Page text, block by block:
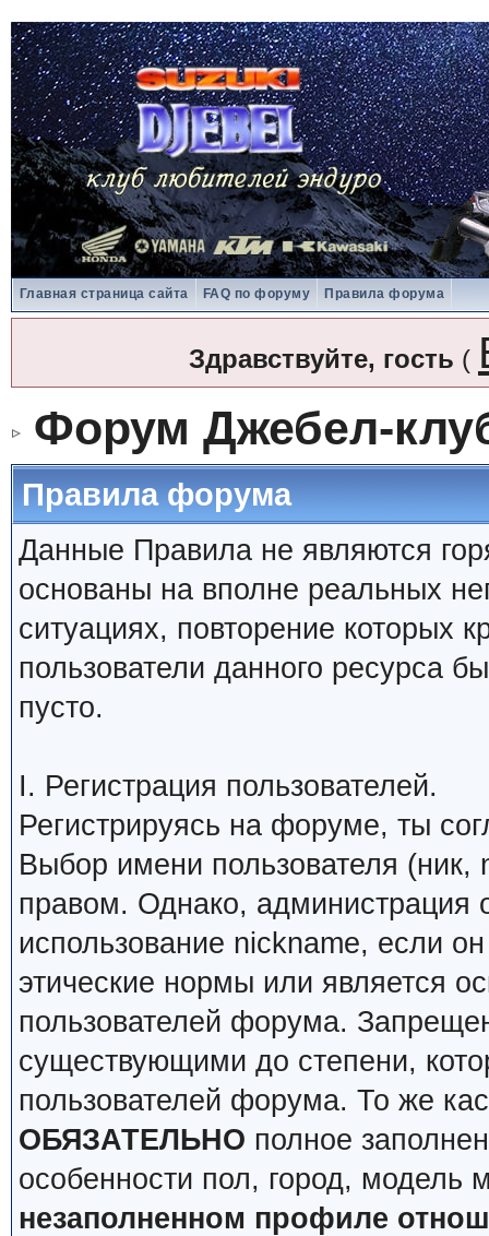
Главная страница сайта FAQ по форуму Правила форума
Здравствуйте, гость (
Форум Джебел-
Правила форума
Данные Правила не являются
основаны на вполне реальных
ситуациях, повторение которых
пользователи данного ресурса
пусто.
I. Регистрация пользователей.
Регистрируясь на форуме, ты
Выбор имени пользователя (ник,
правом. Однако, администрация
использование nickname, если
этические нормы или является
пользователей форума.
существующими до степени,
пользователей форума. То же
ОБЯЗАТЕЛЬНО полное
особенности пол, город, модель
незаполненном профиле